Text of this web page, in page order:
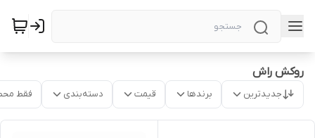
روکش راش
جدیدترین برندها قیمت دسته‌بندی فقط